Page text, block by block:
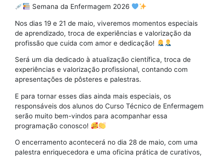
Semana da Enfermagem 2026
Nos dias 19 e 21 de maio, viveremos momentos especiais
de aprendizado, troca de experiências e valorização da
profissão que cuida com amor e dedicação!
Será um dia dedicado à atualização científica, troca de
experiências e valorização profissional, contando com
apresentações de pôsteres e palestras.
E para tornar esses dias ainda mais especiais, os
responsáveis dos alunos do Curso Técnico de Enfermagem
serão muito bem-vindos para acompanhar essa
programação conosco!
O encerramento acontecerá no dia 28 de maio, com uma
palestra enriquecedora e uma oficina prática de curativos,